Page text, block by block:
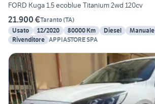
FORD Kuga 1.5 ecoblue Titanium 2wd 120cv
21.900 €Taranto(TA)
Usato
12/2020 80000 Km Diesel Manuale
Rivenditore APPIASTORE SPA